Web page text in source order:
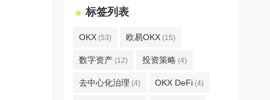
标签列表
OKX (53) 欧易OKX (15)
数字资产 (12) 投资策略 (4)
去中心化治理 (4) OKX DeFi (4)